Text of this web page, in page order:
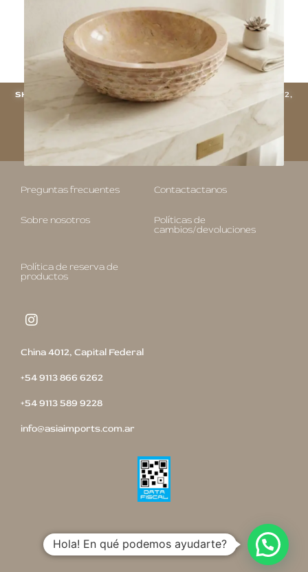
SHOWROOM:UNICAMENTE CON CITA PREVIA - CHINA 4012,
VILLA URQUIZA (CABA).
RESERVAR UNA CITA
Preguntas frecuentes Contactactanos
Sobre nosotros
Políticas de
cambios/devoluciones
Política de reserva de
productos
China 4012, Capital Federal
+54 9113 866 6262
+54 9113 589 9228
info@asiaimports.com.ar
HECHO CON POR SMARTLAB.COM.AR
Hola! En qué podemos ayudarte?